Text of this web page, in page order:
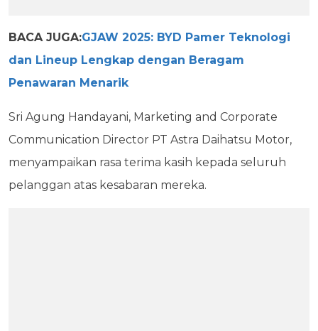
BACA JUGA:GJAW 2025: BYD Pamer Teknologi
dan Lineup Lengkap dengan Beragam
Penawaran Menarik
Sri Agung Handayani, Marketing and Corporate
Communication Director PT Astra Daihatsu Motor,
menyampaikan rasa terima kasih kepada seluruh
pelanggan atas kesabaran mereka.